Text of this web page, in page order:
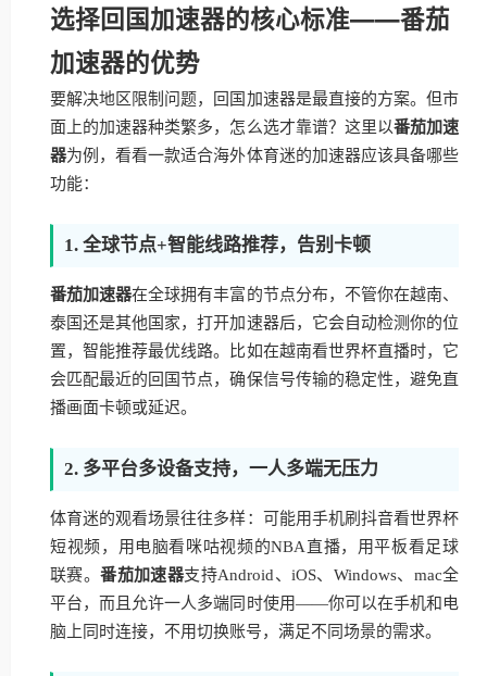
选择回国加速器的核心标准——番茄
加速器的优势
要解决地区限制问题，回国加速器是最直接的方案。但市
面上的加速器种类繁多，怎么选才靠谱？这里以番茄加速
器为例，看看一款适合海外体育迷的加速器应该具备哪些
功能：
1. 全球节点+智能线路推荐，告别卡顿
番茄加速器在全球拥有丰富的节点分布，不管你在越南、
泰国还是其他国家，打开加速器后，它会自动检测你的位
置，智能推荐最优线路。比如在越南看世界杯直播时，它
会匹配最近的回国节点，确保信号传输的稳定性，避免直
播画面卡顿或延迟。
2. 多平台多设备支持，一人多端无压力
体育迷的观看场景往往多样：可能用手机刷抖音看世界杯
短视频，用电脑看咪咕视频的NBA直播，用平板看足球
联赛。番茄加速器支持Android、iOS、Windows、mac全
平台，而且允许一人多端同时使用——你可以在手机和电
脑上同时连接，不用切换账号，满足不同场景的需求。